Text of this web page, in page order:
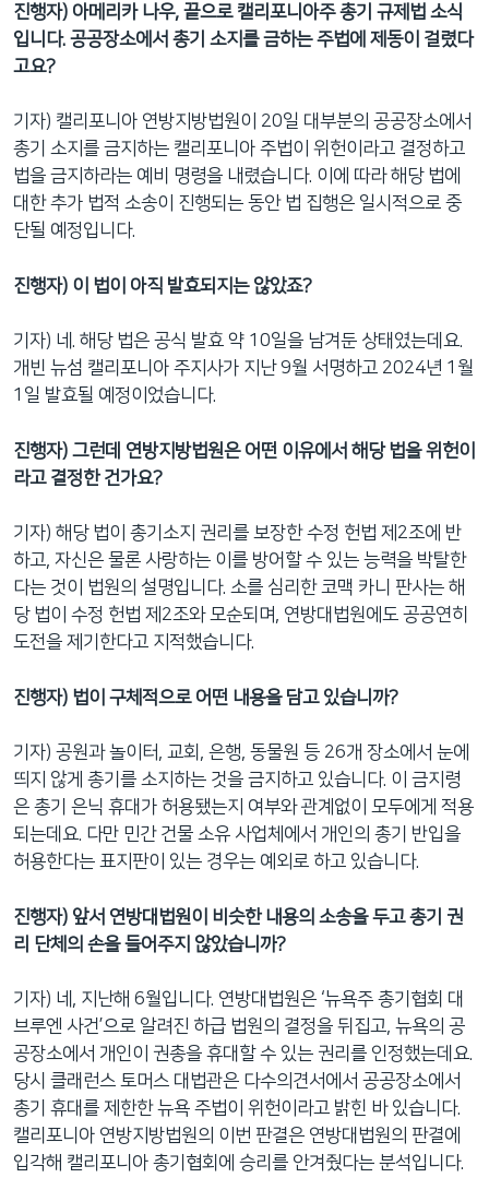
진행자) 아메리카 나우, 끝으로 캘리포니아주 총기 규제법 소식
입니다. 공공장소에서 총기 소지를 금하는 주법에 제동이 걸렸다
고요?
기자) 캘리포니아 연방지방법원이 20일 대부분의 공공장소에서
총기 소지를 금지하는 캘리포니아 주법이 위헌이라고 결정하고
법을 금지하라는 예비 명령을 내렸습니다. 이에 따라 해당 법에
대한 추가 법적 소송이 진행되는 동안 법 집행은 일시적으로 중
단될 예정입니다.
진행자) 이 법이 아직 발효되지는 않았죠?
기자) 네. 해당 법은 공식 발효 약 10일을 남겨둔 상태였는데요.
개빈 뉴섬 캘리포니아 주지사가 지난 9월 서명하고 2024년 1월
1일 발효될 예정이었습니다.
진행자) 그런데 연방지방법원은 어떤 이유에서 해당 법을 위헌이
라고 결정한 건가요?
기자) 해당 법이 총기소지 권리를 보장한 수정 헌법 제2조에 반
하고, 자신은 물론 사랑하는 이를 방어할 수 있는 능력을 박탈한
다는 것이 법원의 설명입니다. 소를 심리한 코맥 카니 판사는 해
당 법이 수정 헌법 제2조와 모순되며, 연방대법원에도 공공연히
도전을 제기한다고 지적했습니다.
진행자) 법이 구체적으로 어떤 내용을 담고 있습니까?
기자) 공원과 놀이터, 교회, 은행, 동물원 등 26개 장소에서 눈에
띄지 않게 총기를 소지하는 것을 금지하고 있습니다. 이 금지령
은 총기 은닉 휴대가 허용됐는지 여부와 관계없이 모두에게 적용
되는데요. 다만 민간 건물 소유 사업체에서 개인의 총기 반입을
허용한다는 표지판이 있는 경우는 예외로 하고 있습니다.
진행자) 앞서 연방대법원이 비슷한 내용의 소송을 두고 총기 권
리 단체의 손을 들어주지 않았습니까?
기자) 네, 지난해 6월입니다. 연방대법원은 ‘뉴욕주 총기협회 대
브루엔 사건’으로 알려진 하급 법원의 결정을 뒤집고, 뉴욕의 공
공장소에서 개인이 권총을 휴대할 수 있는 권리를 인정했는데요.
당시 클래런스 토머스 대법관은 다수의견서에서 공공장소에서
총기 휴대를 제한한 뉴욕 주법이 위헌이라고 밝힌 바 있습니다.
캘리포니아 연방지방법원의 이번 판결은 연방대법원의 판결에
입각해 캘리포니아 총기협회에 승리를 안겨줬다는 분석입니다.